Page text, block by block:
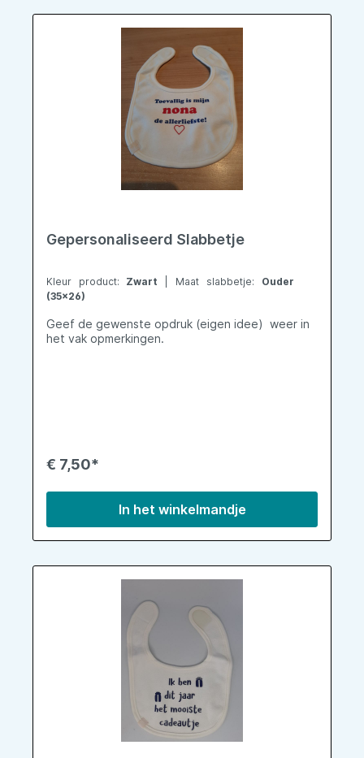
Gepersonaliseerd Slabbetje
Kleur product: Zwart | Maat slabbetje: Ouder
(35x26)
Geef de gewenste opdruk (eigen idee) weer in
het vak opmerkingen.
€ 7,50*
In het winkelmandje